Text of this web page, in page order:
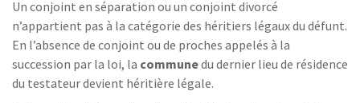
Un conjoint en séparation ou un conjoint divorcé
n’appartient pas à la catégorie des héritiers légaux du défunt.
En l’absence de conjoint ou de proches appelés à la
succession par la loi, la communedu dernier lieu de résidence
du testateur devient héritière légale.